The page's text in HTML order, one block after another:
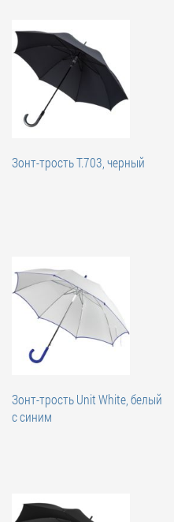
Зонт-трость T.703, черный
Зонт-трость Unit White, белый
с синим